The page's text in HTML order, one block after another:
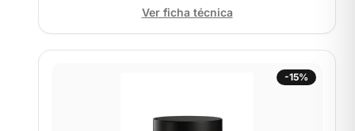
Ver ficha técnica
-15%